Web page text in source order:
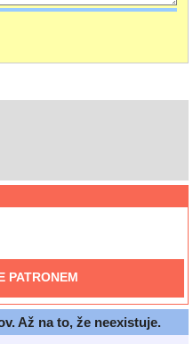
PATRONEM
Až na to, že neexistuje.